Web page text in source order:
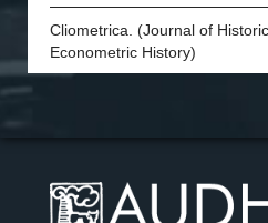
Cliometrica. (Journal of
Econometric History)
European Review of Economic